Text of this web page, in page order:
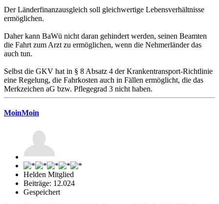
Der Länderfinanzausgleich soll gleichwertige Lebensverhältnisse
ermöglichen.
Daher kann BaWü nicht daran gehindert werden, seinen Beamten
die Fahrt zum Arzt zu ermöglichen, wenn die Nehmerländer das
auch tun.
Selbst die GKV hat in § 8 Absatz 4 der Krankentransport-Richtlinie
eine Regelung, die Fahrkosten auch in Fällen ermöglicht, die das
Merkzeichen aG bzw. Pflegegrad 3 nicht haben.
MoinMoin
Helden Mitglied
Beiträge: 12.024
Gespeichert